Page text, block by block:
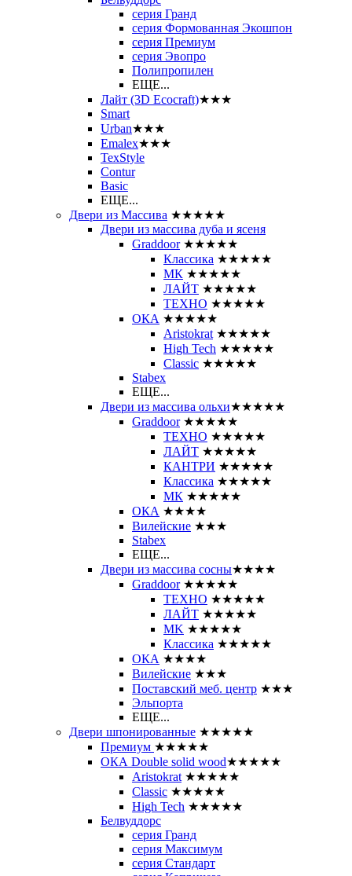
серия Гранд
серия Формованная Экошпон
серия Премиум
серия Эвопро
Полипропилен
ЕЩЕ...
Лайт (3D Ecocraft)★★★
Smart
Urban★★★
Emalex★★★
TexStyle
Contur
Basic
ЕЩЕ...
Двери из Массива ★★★★★
Двери из массива дуба и ясеня
Graddoor ★★★★★
Классика ★★★★★
МК ★★★★★
ЛАЙТ ★★★★★
ТЕХНО ★★★★★
ОКА ★★★★★
Aristokrat ★★★★★
High Tech ★★★★★
Classic ★★★★★
Stabex
ЕЩЕ...
Двери из массива ольхи★★★★★
Graddoor ★★★★★
ТЕХНО ★★★★★
ЛАЙТ ★★★★★
КАНТРИ ★★★★★
Классика ★★★★★
МК ★★★★★
ОКА ★★★★
Вилейские ★★★
Stabex
ЕЩЕ...
Двери из массива сосны★★★★
Graddoor ★★★★★
ТЕХНО ★★★★★
ЛАЙТ ★★★★★
MK ★★★★★
Классика ★★★★★
ОКА ★★★★
Вилейские ★★★
Поставский меб. центр ★★★
Эльпорта
ЕЩЕ...
Двери шпонированные ★★★★★
Премиум ★★★★★
ОКА Double solid wood★★★★★
Aristokrat ★★★★★
Classic ★★★★★
High Tech ★★★★★
Белвуддорс
серия Гранд
серия Максимум
серия Стандарт